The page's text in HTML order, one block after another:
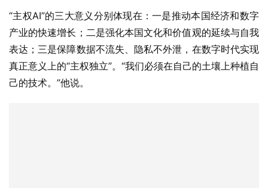
“主权AI”的三大意义分别体现在：一是推动本国经济和数字
产业的快速增长；二是强化本国文化和价值观的延续与自我
表达；三是保障数据不流失、隐私不外泄，在数字时代实现
真正意义上的“主权独立”。“我们必须在自己的土壤上种植自
己的技术。”他说。